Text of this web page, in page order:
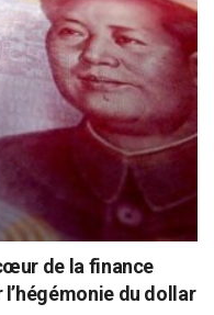
de la finance
du dollar